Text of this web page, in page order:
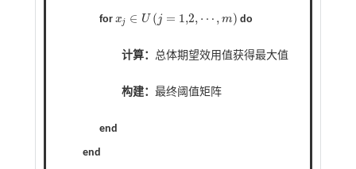
for xj ∈ U (j = 1,2, ⋯ , m)
xj∈U j= 1,2 ⋯ ,m do
计算： 总体期望效用值获得最大值
构建： 最终阈值矩阵
end
end